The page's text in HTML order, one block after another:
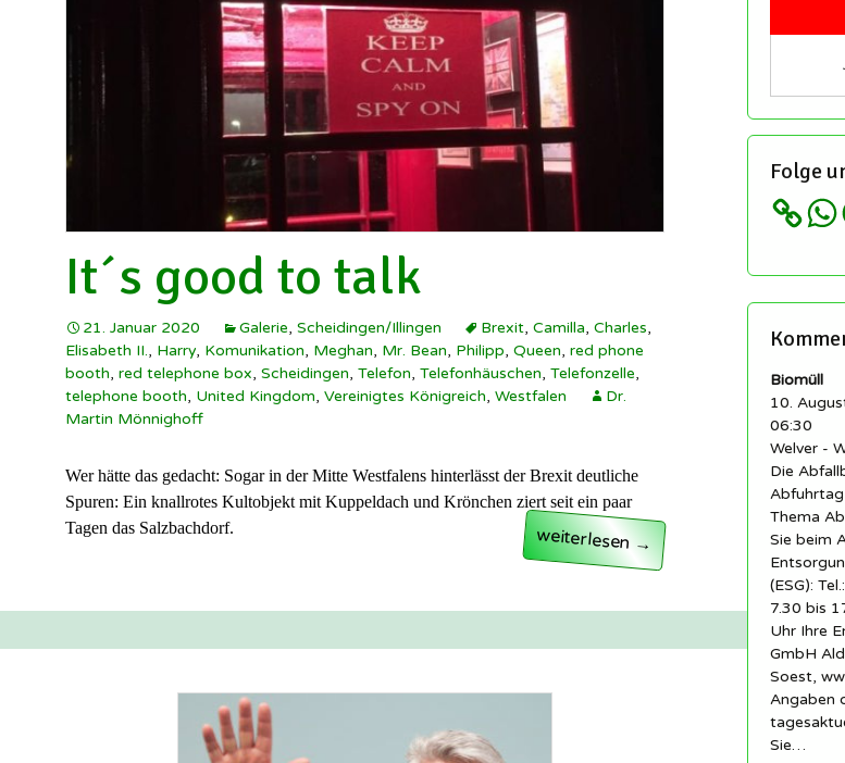
Schützenverein
Illingen ▸
Soldatenkameradschaft
Scheidingen/Illingen
SuS Scheidingen ▸
Wetter
Illingen
history.scheidingen
Scheidingen auf
herzlich
Regeln für
Gruppen
Impressum
Datenschutz
It´s good to talk
21. Januar 2020 Galerie, Scheidingen/Illingen Brexit, Camilla, Charles,
Elisabeth II., Harry, Komunikation, Meghan, Mr. Bean, Philipp, Queen, red phone
booth, red telephone box, Scheidingen, Telefon, Telefonhäuschen, Telefonzelle,
telephone booth, United Kingdom, Vereinigtes Königreich, Westfalen
Dr.
Martin Mönnighoff
Wer hätte das gedacht: Sogar in der Mitte Westfalens hinterlässt der Brexit deutliche
Spuren: Ein knallrotes Kultobjekt mit Kuppeldach und Krönchen ziert seit ein paar
Tagen das Salzbachdorf.
It´s good to talk
weiterlesen→
Folge
Biomüll
10.
06:30
Welver -
Die
Thema
Sie beim
(ESG):
7.30 bis
Uhr Ihre
GmbH
Soest,
Angaben
Sie…